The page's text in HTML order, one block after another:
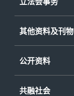
其他资料及刊物
公开资料
共融社会